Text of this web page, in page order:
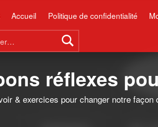
:
Accueil Politique de confidentialité
réflexes
& exercices pour changer notre façon